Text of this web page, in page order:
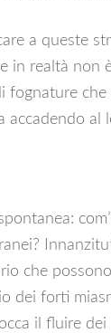
a queste
in realtà non
fognature
accadendo al
che
dei forti
il fluire